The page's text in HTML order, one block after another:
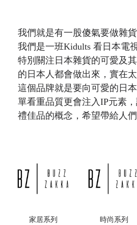
我們就是有一股傻氣要做雜
我們是一班Kidults 看日本電
特別關注日本雜貨的可愛及
的日本人都會做出來，實在
這個品牌就是要向可愛的日
單看重品質更會注入IP元素
禮佳品的概念，希望帶給人
家居系列 時尚系列